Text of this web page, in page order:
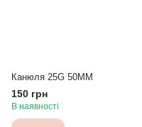
Канюля 25G 50MM
150 грн
В наявності